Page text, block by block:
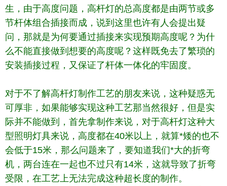
生，由于高度问题，高杆灯的总高度都是由两节或多
节杆体组合插接而成，说到这里也许有人会提出疑
问，那就是为何要通过插接来实现预期高度呢？为什
么不能直接做到想要的高度呢？这样既免去了繁琐的
安装插接过程，又保证了杆体一体化的牢固度。
对于不了解高杆灯制作工艺的朋友来说，这种疑惑无
可厚非，如果能够实现这种工艺那当然很好，但是实
际并不能做到，首先拿制作来说，对于高杆灯这种大
型照明灯具来说，高度都在40米以上，就算*矮的也不
会低于15米，那么问题来了，要知道我们*大的折弯
机，两台连在一起也不过只有14米，这就导致了折弯
受限，在工艺上无法完成这种超长度的制作。